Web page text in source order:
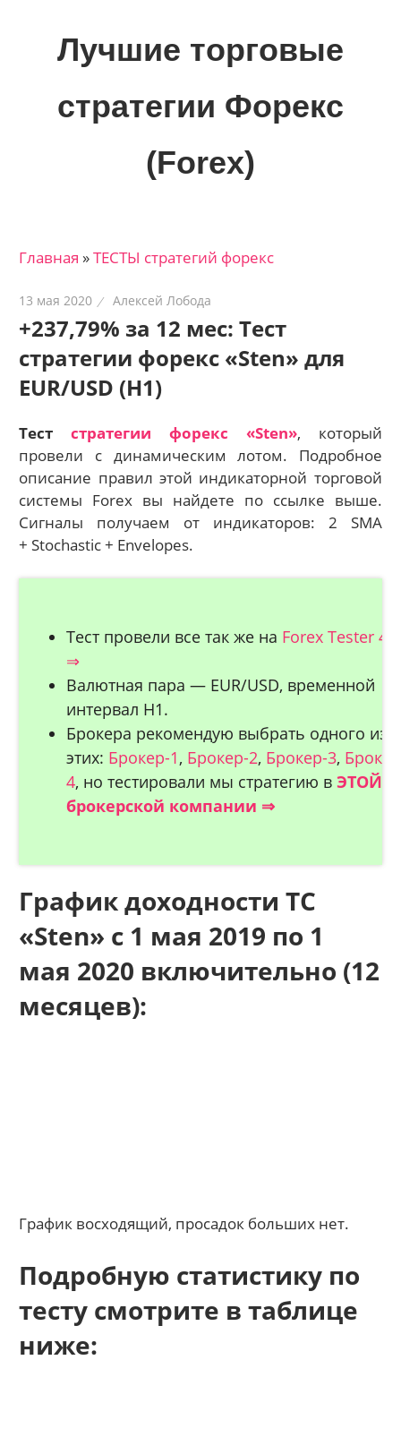
Лучшие торговые
стратегии Форекс
(Forex)
трейдеров
финансовых
рынках:
стратегии,
сигналы,
новости…
Главная »ТЕСТЫ стратегий форекс
13 мая 2020 Алексей Лобода
+237,79% за 12 мес: Тест
стратегии форекс «Sten» для
EUR/USD (H1)
Тестстратегии форекс «Sten», который
провели с динамическим лотом. Подробное
описание правил этой индикаторной торговой
системы Forex вы найдете по ссылке выше.
Сигналы получаем от индикаторов: 2 SMA
+ Stochastic + Envelopes.
Тест провели все так же на Forex Tester 4
⇒
Валютная пара — EUR/USD, временной
интервал H1.
Брокера рекомендую выбрать одного из
этих: Брокер-1, Брокер-2, Брокер-3, Брокер
4, но тестировали мы стратегию в ЭТОЙ
брокерской компании ⇒
График доходности ТС
«Sten» с 1 мая 2019 по 1
мая 2020 включительно (12
месяцев):
График восходящий, просадок больших нет.
Подробную статистику по
тесту смотрите в таблице
ниже: